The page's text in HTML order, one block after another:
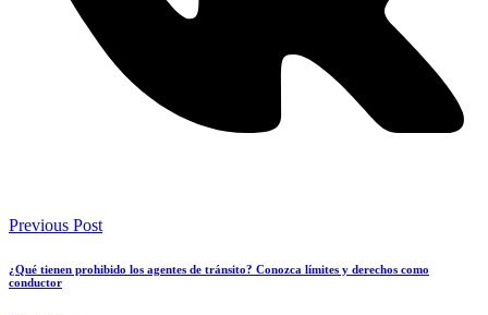
Previous Post
¿Qué tienen prohibido los agentes de tránsito? Conozca límites y derechos como
conductor